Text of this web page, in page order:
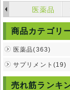
医薬品
商品カテゴリ
医薬品(363)
サプリメント(19)
売れ筋ランキ